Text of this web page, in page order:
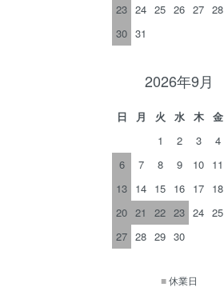
23 24 25 26 27 28
30 31
2026年9月
日 月 火 水 木 金
1
2 3 4
6
7 8 9 10 11
13 14 15 16 17 18
20 21 22 23 24 25
27 28 29 30
■休業日